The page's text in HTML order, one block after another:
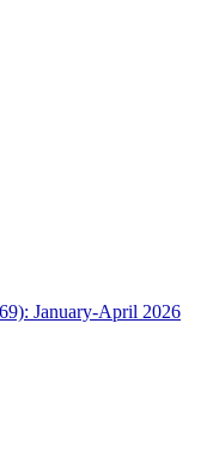
January-April 2026